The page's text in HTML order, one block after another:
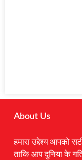
About Us
हमारा उद्देश्य आपको
ताकि आप दुनिया के